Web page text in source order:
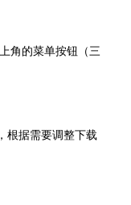
角的菜单按钮（三
根据需要调整下载